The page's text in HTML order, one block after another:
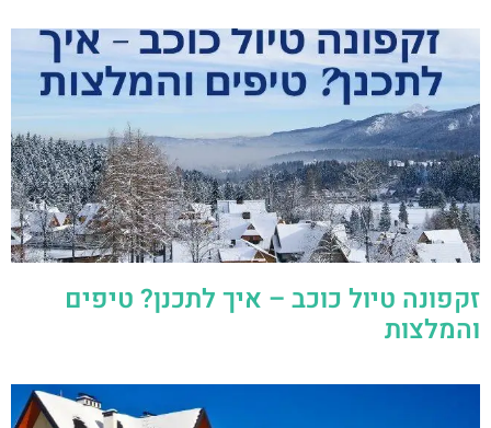
זקפונה טיול כוכב – איך לתכנן? טיפים